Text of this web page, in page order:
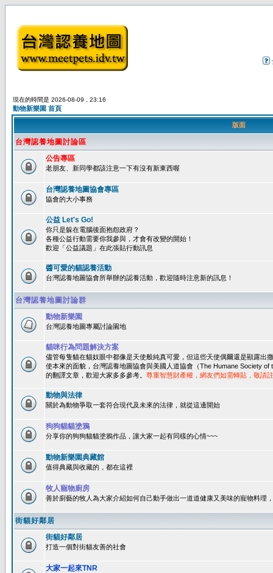
現在的時間是 2026-08-09 , 23:16
動物新樂園 首頁
版面
台灣認養地圖討論區
公告專區
老朋友、新同學都該注意一下有沒有新東西喔
台灣認養地圖協會專區
協會的大小事務
公益 Let's Go!
你只是躲在電腦後面抱怨政府？
各種公益行動需要你我參與，才會有改變的開始！
歡迎「公益議題」在此張貼行動訊息
醬可愛的貓認養活動
台灣認養地圖協會所舉辦的認養活動，歡迎隨時注意新的訊息！
台灣認養地圖討論群
動物新樂園
台灣認養地圖專屬討論園地
貓咪行為問題解決方案
儘管每隻貓在貓奴眼中都像是天使般純真可愛，但這些天使偶爾還是顯露出
使本來的面貌，台灣認養地圖協會與美國人道協會（The Humane Society
的翻譯文章，歡迎大家多多參考。 尊重智慧財產權，網友們如需轉貼，敬請
動物與法律
關於為動物爭取一套符合現代及未來的法律，就從這邊開始
狗狗貓貓塗鴉
分享你的狗狗貓貓塗鴉作品，讓大家一起有同樣的心情~~~
動物新樂園典藏館
值得典藏與收藏的，都在這裡
牧人寵物廚房
善於廚藝的牧人為大家介紹如何自己動手做出一道道健康又美味的寵物料理
街貓好鄰居
街貓好鄰居
打造一個對街貓友善的社會
大家一起來TNR